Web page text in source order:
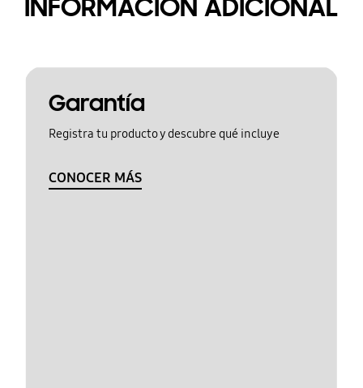
INFORMACIÓN ADICIONAL
Garantía
Registra tu producto y descubre qué incluye
CONOCER MÁS